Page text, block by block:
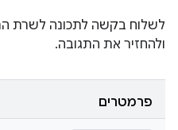
לשלוח בקשה לתכונה לשרת
ולהחזיר את התגובה.
פרמטרים